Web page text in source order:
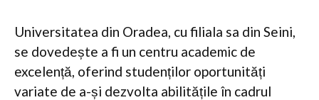
Universitatea din Oradea, cu filiala sa din Seini,
se dovedește a fi un centru academic de
excelență, oferind studenților oportunități
variate de a-și dezvolta abilitățile în cadrul